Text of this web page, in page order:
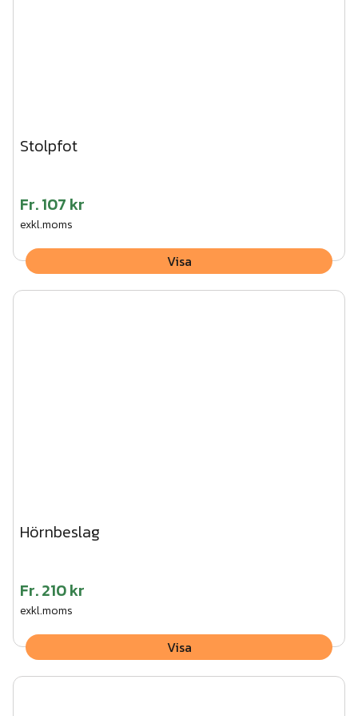
Stolpfot
Fr.107 kr
exkl.moms
Visa
Hörnbeslag
Fr.210 kr
exkl.moms
Visa